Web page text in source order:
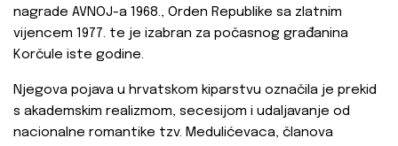
nagrade AVNOJ-a 1968., Orden Republike sa zlatnim
vijencem 1977. te je izabran za počasnog građanina
Korčule iste godine.
Njegova pojava u hrvatskom kiparstvu označila je prekid
s akademskim realizmom, secesijom i udaljavanje od
nacionalne romantike tzv. Medulićevaca, članova